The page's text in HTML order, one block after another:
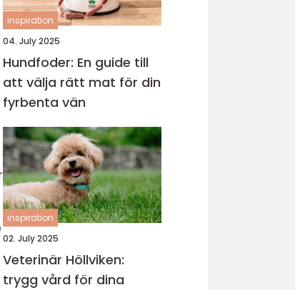
inspiration
04. July 2025
Hundfoder: En guide till
att välja rätt mat för din
fyrbenta vän
inspiration
02. July 2025
Veterinär Höllviken:
trygg vård för dina